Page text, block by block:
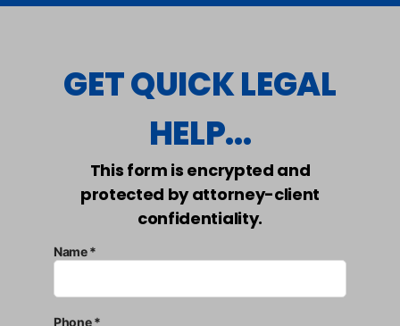
GET QUICK LEGAL
HELP...
This form is encrypted and
protected by attorney-client
confidentiality.
Name *
Phone *